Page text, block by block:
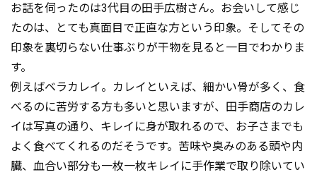
お話を伺ったのは3代目の田手広樹さん。お会いして感じ
たのは、とても真面目で正直な方という印象。そしてその
印象を裏切らない仕事ぶりが干物を見ると一目でわかりま
す。
例えばベラカレイ。カレイといえば、細かい骨が多く、食
べるのに苦労する方も多いと思いますが、田手商店のカレ
イは写真の通り、キレイに身が取れるので、お子さまでも
よく食べてくれるのだそうです。苦味や臭みのある頭や内
臓、血合い部分も一枚一枚キレイに手作業で取り除いてい